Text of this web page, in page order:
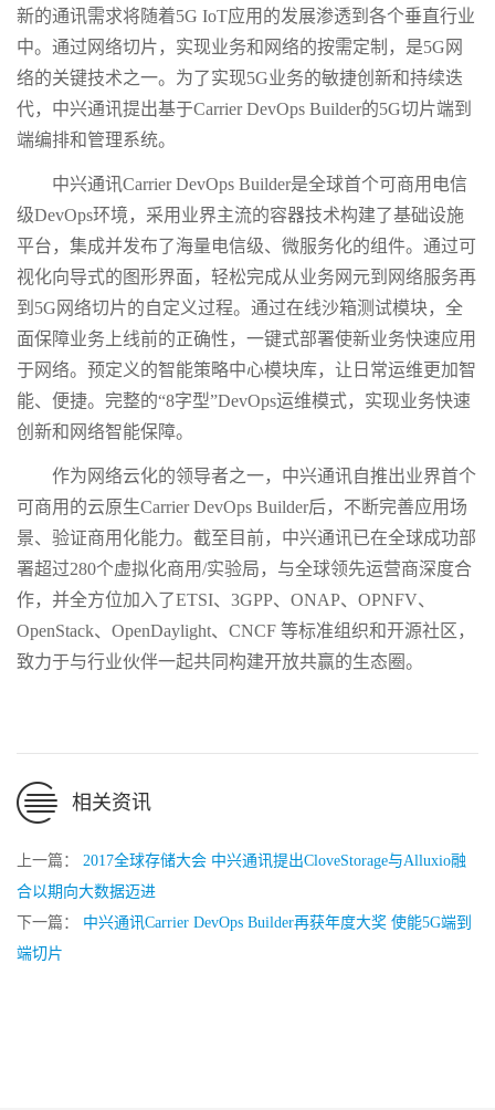
新的通讯需求将随着5G IoT应用的发展渗透到各个垂直行业
中。通过网络切片，实现业务和网络的按需定制，是5G网
络的关键技术之一。为了实现5G业务的敏捷创新和持续迭
代，中兴通讯提出基于Carrier DevOps Builder的5G切片端到
端编排和管理系统。
中兴通讯Carrier DevOps Builder是全球首个可商用电信
级DevOps环境，采用业界主流的容器技术构建了基础设施
平台，集成并发布了海量电信级、微服务化的组件。通过可
视化向导式的图形界面，轻松完成从业务网元到网络服务再
到5G网络切片的自定义过程。通过在线沙箱测试模块，全
面保障业务上线前的正确性，一键式部署使新业务快速应用
于网络。预定义的智能策略中心模块库，让日常运维更加智
能、便捷。完整的“8字型”DevOps运维模式，实现业务快速
创新和网络智能保障。
作为网络云化的领导者之一，中兴通讯自推出业界首个
可商用的云原生Carrier DevOps Builder后，不断完善应用场
景、验证商用化能力。截至目前，中兴通讯已在全球成功部
署超过280个虚拟化商用/实验局，与全球领先运营商深度合
作，并全方位加入了ETSI、3GPP、ONAP、OPNFV、
OpenStack、OpenDaylight、CNCF 等标准组织和开源社区，
致力于与行业伙伴一起共同构建开放共赢的生态圈。
相关资讯
上一篇： 2017全球存储大会 中兴通讯提出CloveStorage与Alluxio融
合以期向大数据迈进
下一篇： 中兴通讯Carrier DevOps Builder再获年度大奖 使能5G端到
端切片